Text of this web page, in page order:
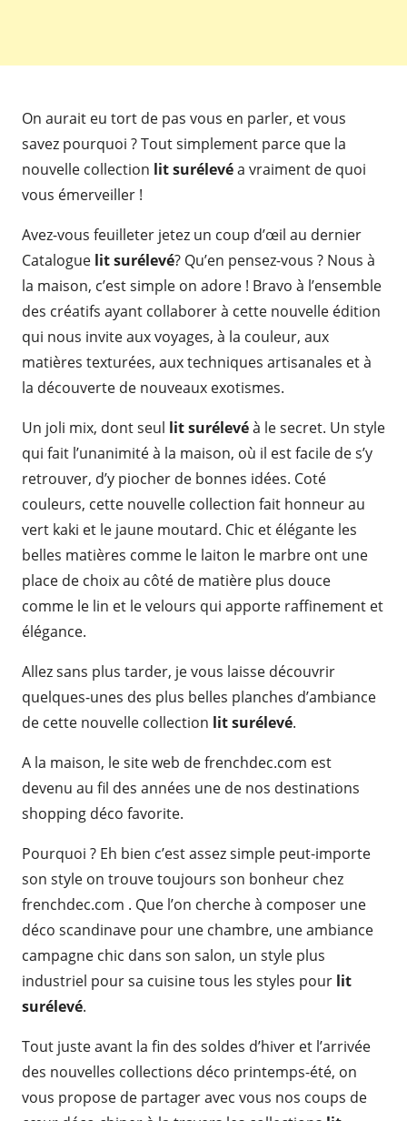
On aurait eu tort de pas vous en parler, et vous
savez pourquoi ? Tout simplement parce que la
nouvelle collection lit surélevéa vraiment de quoi
vous émerveiller !
Avez-vous feuilleter jetez un coup d’œil au dernier
Catalogue lit surélevé? Qu’en pensez-vous ? Nous à
la maison, c’est simple on adore ! Bravo à l’ensemble
des créatifs ayant collaborer à cette nouvelle édition
qui nous invite aux voyages, à la couleur, aux
matières texturées, aux techniques artisanales et à
la découverte de nouveaux exotismes.
Un joli mix, dont seul lit surélevéà le secret. Un style
qui fait l’unanimité à la maison, où il est facile de s’y
retrouver, d’y piocher de bonnes idées. Coté
couleurs, cette nouvelle collection fait honneur au
vert kaki et le jaune moutard. Chic et élégante les
belles matières comme le laiton le marbre ont une
place de choix au côté de matière plus douce
comme le lin et le velours qui apporte raffinement et
élégance.
Allez sans plus tarder, je vous laisse découvrir
quelques-unes des plus belles planches d’ambiance
de cette nouvelle collection lit surélevé.
A la maison, le site web de frenchdec.com est
devenu au fil des années une de nos destinations
shopping déco favorite.
Pourquoi ? Eh bien c’est assez simple peut-importe
son style on trouve toujours son bonheur chez
frenchdec.com . Que l’on cherche à composer une
déco scandinave pour une chambre, une ambiance
campagne chic dans son salon, un style plus
industriel pour sa cuisine tous les styles pour lit
surélevé.
Tout juste avant la fin des soldes d’hiver et l’arrivée
des nouvelles collections déco printemps-été, on
vous propose de partager avec vous nos coups de